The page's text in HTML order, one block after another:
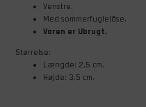
Venstre.
Med sommerfuglelåse.
Varen er Ubrugt.
Størrelse:
Længde: 2,5 cm.
Højde: 3,5 cm.